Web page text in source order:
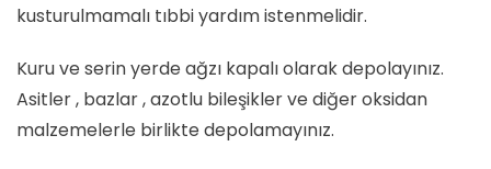
kusturulmamalı tıbbi yardım istenmelidir.
Kuru ve serin yerde ağzı kapalı olarak depolayınız.
Asitler , bazlar , azotlu bileşikler ve diğer oksidan
malzemelerle birlikte depolamayınız.